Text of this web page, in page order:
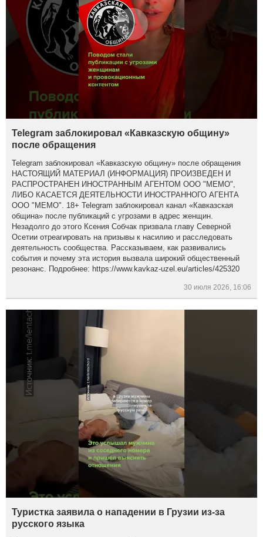
Telegram заблокировал «Кавказскую общину»
после обращения
Telegram заблокировал «Кавказскую общину» после обращения
НАСТОЯЩИЙ МАТЕРИАЛ (ИНФОРМАЦИЯ) ПРОИЗВЕДЕН И
РАСПРОСТРАНЕН ИНОСТРАННЫМ АГЕНТОМ ООО "МЕМО",
ЛИБО КАСАЕТСЯ ДЕЯТЕЛЬНОСТИ ИНОСТРАННОГО АГЕНТА
ООО "МЕМО". 18+ Telegram заблокировал канал «Кавказская
община» после публикаций с угрозами в адрес женщин.
Незадолго до этого Ксения Собчак призвала главу Северной
Осетии отреагировать на призывы к насилию и расследовать
деятельность сообщества. Рассказываем, как развивались
события и почему эта история вызвала широкий общественный
резонанс. Подробнее: https://www.kavkaz-uzel.eu/articles/425320
30 июля 2026, 16:06
Туристка заявила о нападении в Грузии из-за
русского языка